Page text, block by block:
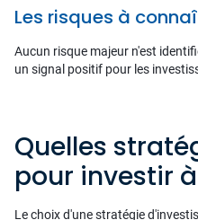
Les risques à
Aucun risque majeur n'est
un signal positif pour les
Quelles
pour investir
Le choix d'une stratégie